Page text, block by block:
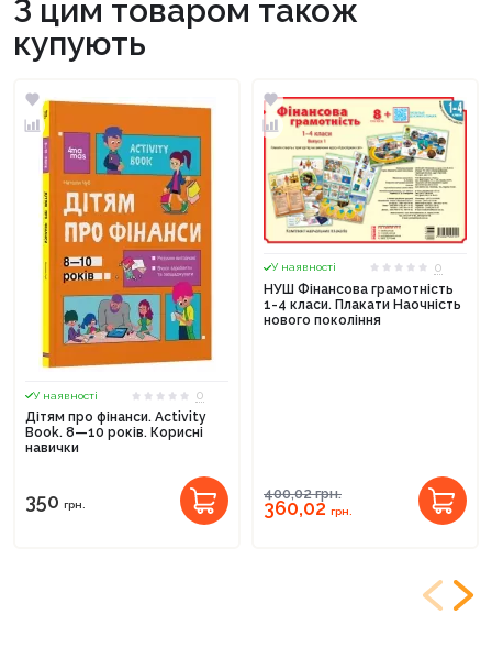
З цим товаром також
купують
У наявності
0
Дітям про фінанси. Activity
Book. 8—10 років. Корисні
навички
350 грн.
У наявності
0
НУШ Фінансова грамотність
1-4 класи. Плакати Наочність
нового покоління
400,02грн.
360,02 грн.